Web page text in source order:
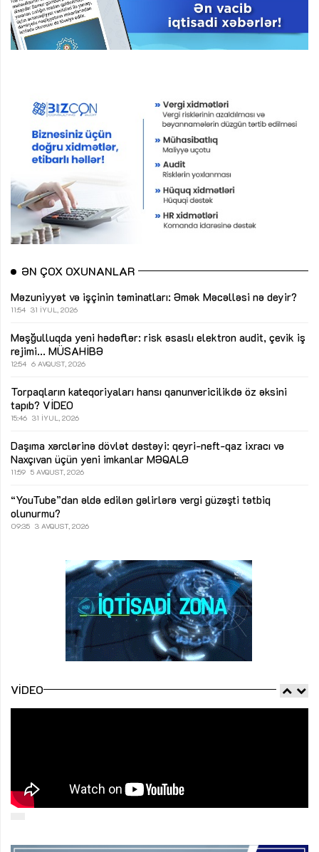
ƏN ÇOX OXUNANLAR
Məzuniyyət və işçinin təminatları: Əmək Məcəlləsi nə deyir?
11:54 31 İYUL, 2026
Məşğulluqda yeni hədəflər: risk əsaslı elektron audit, çevik iş
rejimi... MÜSAHİBƏ
12:54 6 AVQUST, 2026
Torpaqların kateqoriyaları hansı qanunvericilikdə öz əksini
tapıb? VİDEO
15:46 31 İYUL, 2026
Daşıma xərclərinə dövlət dəstəyi: qeyri-neft-qaz ixracı və
Naxçıvan üçün yeni imkanlar MƏQALƏ
11:59 5 AVQUST, 2026
“YouTube”dan əldə edilən gəlirlərə vergi güzəşti tətbiq
olunurmu?
09:35 3 AVQUST, 2026
VIDEO